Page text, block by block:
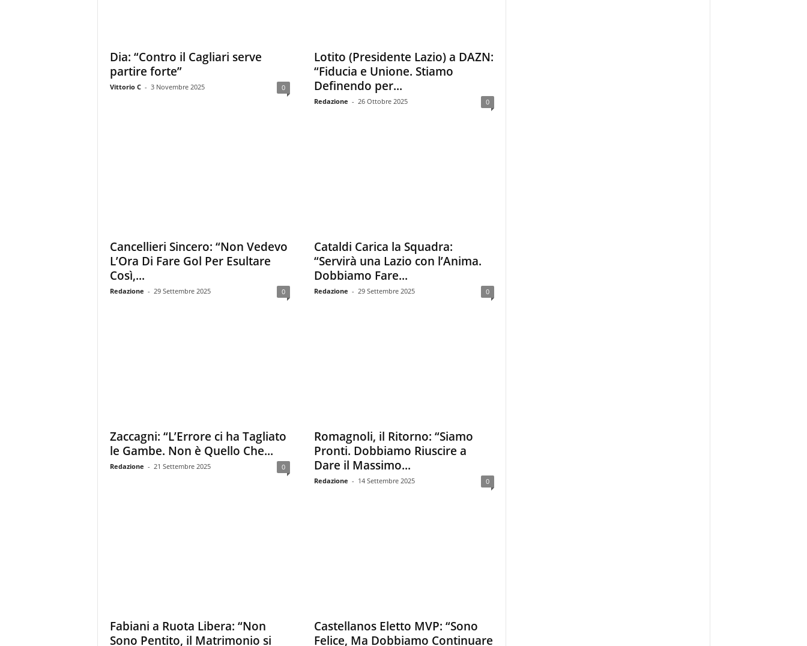
Dia: “Contro il Cagliari serve
partire forte”
Vittorio C - 3 Novembre 2025 0
Lotito (Presidente Lazio) a DAZN:
“Fiducia e Unione. Stiamo
Definendo per...
Redazione - 26 Ottobre 2025 0
Cancellieri Sincero: “Non Vedevo
L’Ora Di Fare Gol Per Esultare
Così,...
Redazione - 29 Settembre 2025 0
Cataldi Carica la Squadra:
“Servirà una Lazio con l’Anima.
Dobbiamo Fare...
Redazione - 29 Settembre 2025 0
Zaccagni: “L’Errore ci ha Tagliato
le Gambe. Non è Quello Che...
Redazione - 21 Settembre 2025 0
Romagnoli, il Ritorno: “Siamo
Pronti. Dobbiamo Riuscire a
Dare il Massimo...
Redazione - 14 Settembre 2025 0
Fabiani a Ruota Libera: “Non
Sono Pentito, il Matrimonio si
Castellanos Eletto MVP: “Sono
Felice, Ma Dobbiamo Continuare